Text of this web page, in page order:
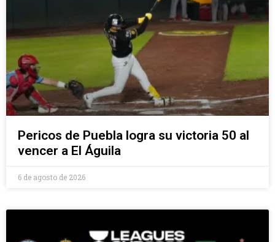
Pericos de Puebla logra su victoria 50 al
vencer a El Águila
6 de agosto de 2026